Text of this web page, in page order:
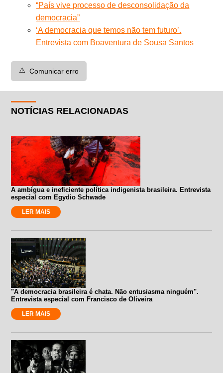
“País vive processo de desconsolidação da
democracia”
‘A democracia que temos não tem futuro’.
Entrevista com Boaventura de Sousa Santos
⚠️ Comunicar erro
NOTÍCIAS RELACIONADAS
A ambígua e ineficiente política indigenista brasileira. Entrevista
especial com Egydio Schwade
LER MAIS
"A democracia brasileira é chata. Não entusiasma ninguém".
Entrevista especial com Francisco de Oliveira
LER MAIS